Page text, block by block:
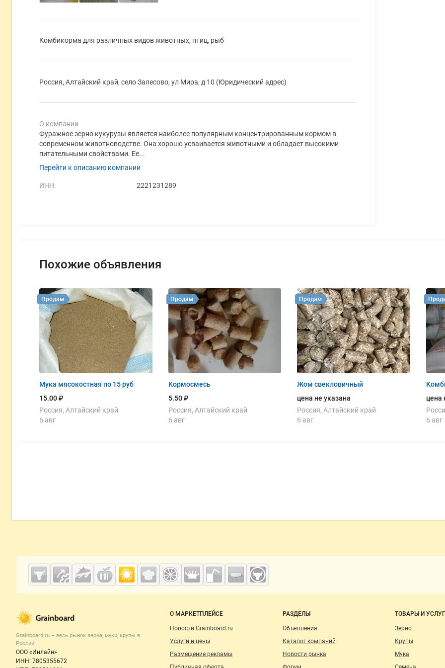
Комбикорма для различных видов животных, птиц, рыб
Россия, Алтайский край, село Залесово, ул Мира, д 10 (Юридический адрес)
О компании
Фуражное зерно кукурузы является наиболее популярным концентрированным кормом в
современном животноводстве. Она хорошо усваивается животными и обладает высокими
питательными свойствами. Ее...
Перейти к описанию компании
ИНН: 2221231289
Похожие объявления
Мука мясокостная по 15 руб
15.00 ₽
Россия, Алтайский край
6 авг
Продам
Кормосмесь
5.50 ₽
Россия, Алтайский край
6 авг
Продам
Жом свекловичный
цена не указана
Россия, Алтайский край
6 авг
Продам
цена
6 авг
Дополнительная информация
Cсылки на полезные проекты
Grainboard.ru
Важные разделы и контакты
Grainboard.ru – весь рынок зерна, муки, крупы в
России.
ООО «Инлайн»
ИНН: 7805355672
Навигация по сайту
О МАРКЕТПЛЕЙСЕ
Новости Grainboard.ru
Услуги и цены
Размещение рекламы
РАЗДЕЛЫ
Объявления
Каталог компаний
Новости рынка
ТОВАРЫ И
Зерно
Крупы
Мука